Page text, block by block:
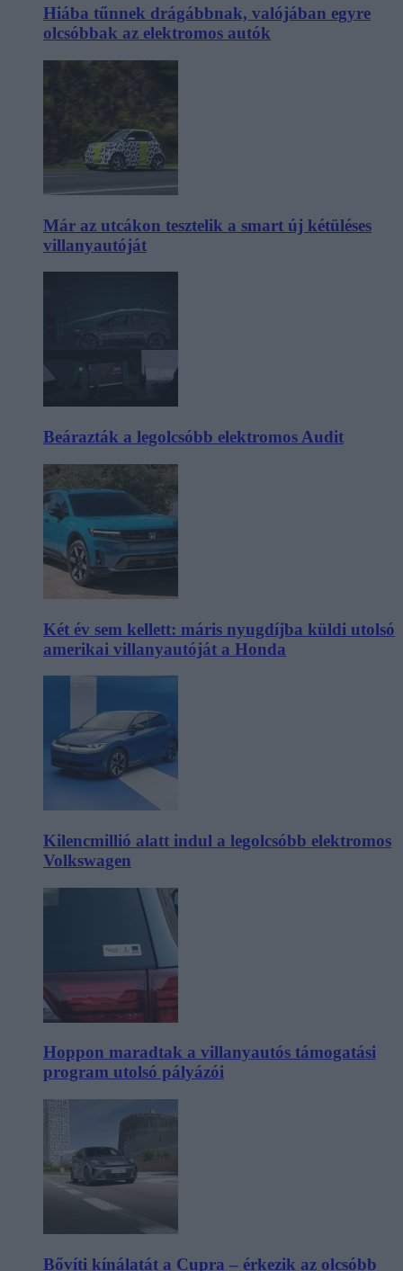
Hiába tűnnek drágábbnak, valójában egyre
olcsóbbak az elektromos autók
Már az utcákon tesztelik a smart új kétüléses
villanyautóját
Beárazták a legolcsóbb elektromos Audit
Két év sem kellett: máris nyugdíjba küldi utolsó
amerikai villanyautóját a Honda
Kilencmillió alatt indul a legolcsóbb elektromos
Volkswagen
Hoppon maradtak a villanyautós támogatási
program utolsó pályázói
Bővíti kínálatát a Cupra – érkezik az olcsóbb